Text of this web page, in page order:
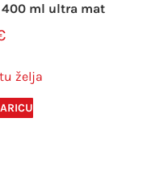
400 ml ultra mat
želja